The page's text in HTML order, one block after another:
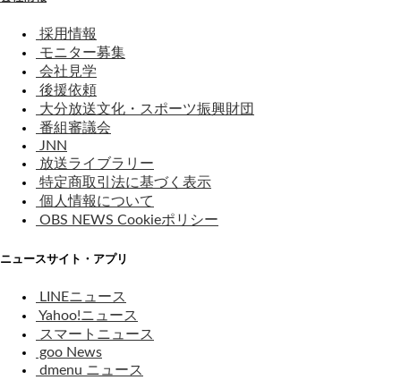
採用情報
モニター募集
会社見学
後援依頼
大分放送文化・スポーツ振興財団
番組審議会
JNN
放送ライブラリー
特定商取引法に基づく表示
個人情報について
OBS NEWS Cookieポリシー
ニュースサイト・アプリ
LINEニュース
Yahoo!ニュース
スマートニュース
goo News
dmenu ニュース